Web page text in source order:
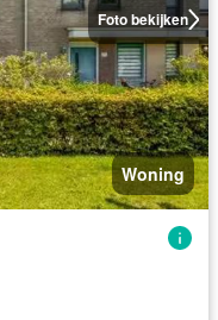
Foto bekijken
Woning